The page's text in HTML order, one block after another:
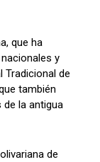
que ha
y
Tradicional de
también
la antigua
de